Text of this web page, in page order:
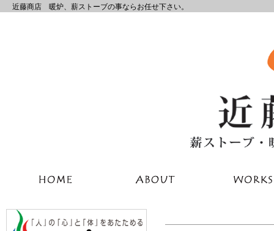
近藤商店 暖炉、薪ストーブの事ならお任せ下さい。